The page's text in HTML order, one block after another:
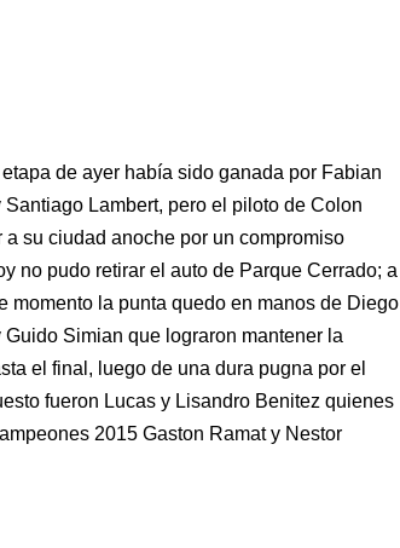
de ayer había sido ganada por Fabian
Santiago Lambert, pero el piloto de Colon
a su ciudad anoche por un compromiso
no pudo retirar el auto de Parque Cerrado; a
momento la punta quedo en manos de Diego
Guido Simian que lograron mantener la
el final, luego de una dura pugna por el
fueron Lucas y Lisandro Benitez quienes
2015 Gaston Ramat y Nestor